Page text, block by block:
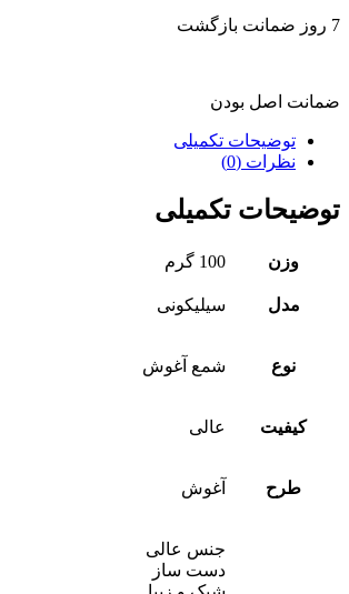
7 روز ضمانت بازگشت
ضمانت اصل بودن
توضیحات تکمیلی
نظرات (0)
توضیحات تکمیلی
وزن 100 گرم
مدل سیلیکونی
نوع شمع آغوش
کیفیت عالی
طرح آغوش
جنس عالی
دست ساز